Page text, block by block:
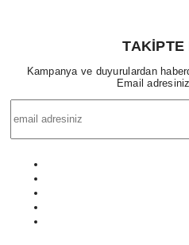
TAKIPTE
Kampanya ve duyurulardan
Email